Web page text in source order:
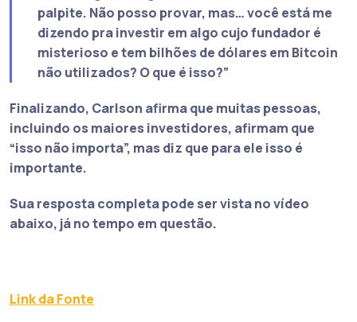
palpite. Não posso provar, mas… você está me
dizendo pra investir em algo cujo fundador é
misterioso e tem bilhões de dólares em Bitcoin
não utilizados? O que é isso?”
Finalizando, Carlson afirma que muitas pessoas,
incluindo os maiores investidores, afirmam que
“isso não importa”, mas diz que para ele isso é
importante.
Sua resposta completa pode ser vista no vídeo
abaixo, já no tempo em questão.
Link da Fonte